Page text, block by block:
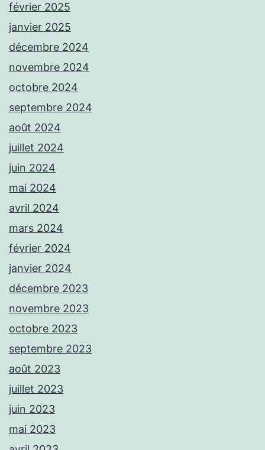
février 2025
janvier 2025
décembre 2024
novembre 2024
octobre 2024
septembre 2024
août 2024
juillet 2024
juin 2024
mai 2024
avril 2024
mars 2024
février 2024
janvier 2024
décembre 2023
novembre 2023
octobre 2023
septembre 2023
août 2023
juillet 2023
juin 2023
mai 2023